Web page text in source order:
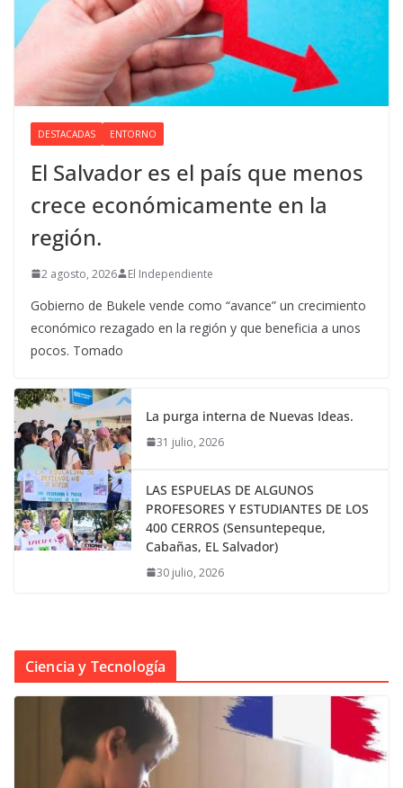
DESTACADAS ENTORNO
El Salvador es el país que menos
crece económicamente en la
región.
2 agosto, 2026 El Independiente
Gobierno de Bukele vende como “avance” un crecimiento
económico rezagado en la región y que beneficia a unos
pocos. Tomado
La purga interna de Nuevas Ideas.
31 julio, 2026
LAS ESPUELAS DE ALGUNOS
PROFESORES Y ESTUDIANTES DE LOS
400 CERROS (Sensuntepeque,
Cabañas, EL Salvador)
30 julio, 2026
Ciencia y Tecnología